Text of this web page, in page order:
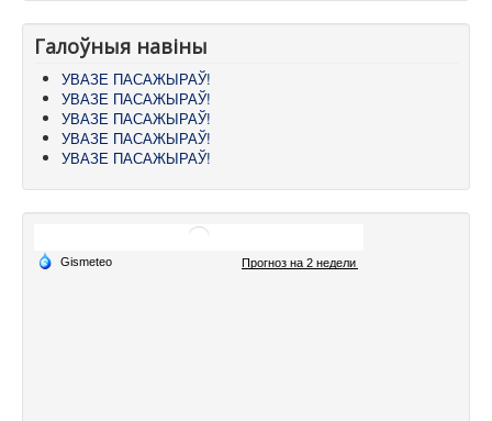
Галоўныя навіны
УВАЗЕ ПАСАЖЫРАЎ!
УВАЗЕ ПАСАЖЫРАЎ!
УВАЗЕ ПАСАЖЫРАЎ!
УВАЗЕ ПАСАЖЫРАЎ!
УВАЗЕ ПАСАЖЫРАЎ!